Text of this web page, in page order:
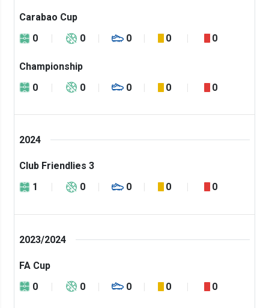
Carabao Cup
0
0 0 0 0
Championship
0
0 0 0 0
2024
Club Friendlies 3
1
0 0 0 0
2023/2024
FA Cup
0
0 0 0 0